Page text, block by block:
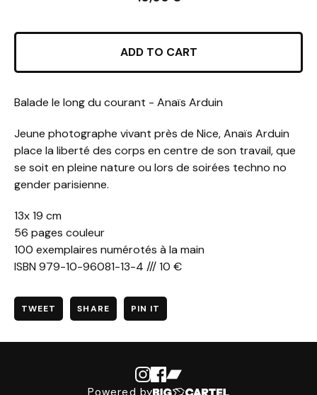
ADD TO CART
Balade le long du courant - Anaïs Arduin
Jeune photographe vivant près de Nice, Anaïs Arduin
place la liberté des corps en centre de son travail, que
se soit en pleine nature ou lors de soirées techno no
gender parisienne.
13x 19 cm
56 pages couleur
100 exemplaires numérotés à la main
ISBN 979-10-96081-13-4 /// 10 €
TWEET SHARE PIN IT
Powered by